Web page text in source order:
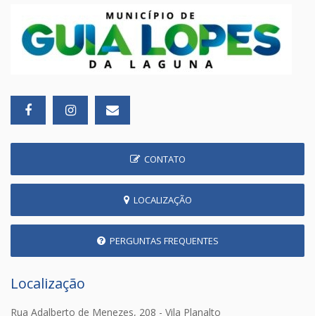
CONTATO
LOCALIZAÇÃO
PERGUNTAS FREQUENTES
Localização
Rua Adalberto de Menezes, 208 - Vila Planalto